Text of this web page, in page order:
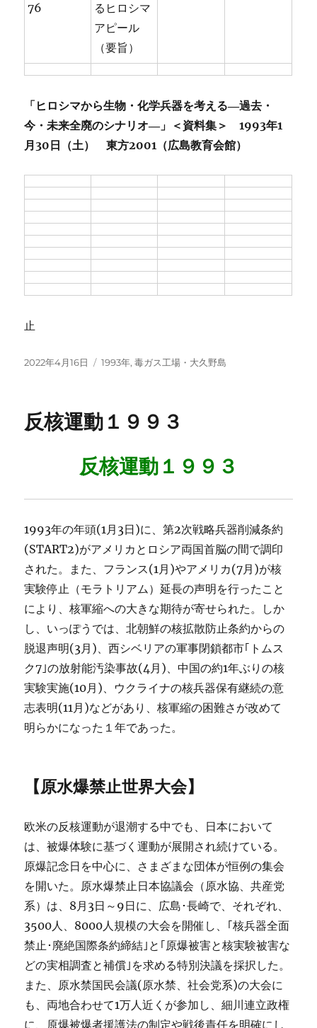
76
るヒロシマ
アピール
（要旨）
「ヒロシマから生物・化学兵器を考える―過去・
今・未来全廃のシナリオ―」＜資料集＞ 1993年1
月30日（土） 東方2001（広島教育会館）
止
投
2022年4月16日
カ
ー
1993年,毒ガス工場・大久野島
反核運動１９９３
反核運動１９９３
1993年の年頭(1月3日)に、第2次戦略兵器削減条約
(START2)がアメリカとロシア両国首脳の間で調印
された。また、フランス(1月)やアメリカ(7月)が核
実験停止（モラトリアム）延長の声明を行ったこと
により、核軍縮への大きな期待が寄せられた。しか
し、いっぽうでは、北朝鮮の核拡散防止条約からの
脱退声明(3月)、西シベリアの軍事閉鎖都市｢トムス
ク7｣の放射能汚染事故(4月)、中国の約1年ぶりの核
実験実施(10月)、ウクライナの核兵器保有継続の意
志表明(11月)などがあり、核軍縮の困難さが改めて
明らかになった１年であった。
【原水爆禁止世界大会】
欧米の反核運動が退潮する中でも、日本において
は、被爆体験に基づく運動が展開され続けている。
原爆記念日を中心に、さまざまな団体が恒例の集会
を開いた。原水爆禁止日本協議会（原水協、共産党
系）は、8月3日～9日に、広島･長崎で、それぞれ、
3500人、8000人規模の大会を開催し、｢核兵器全面
禁止･廃絶国際条約締結｣と｢原爆被害と核実験被害な
どの実相調査と補償｣を求める特別決議を採択した。
また、原水禁国民会議(原水禁、社会党系)の大会に
も、両地合わせて1万人近くが参加し、細川連立政権
に、原爆被爆者援護法の制定や戦後責任を明確にし